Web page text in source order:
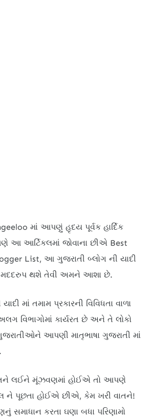
માં આપણું હૃદય પૂર્વક હાર્દિક
આર્ટિકલમાં જોવાના છીએ Best
List, આ ગુજરાતી બ્લોગ ની યાદી
મદદરુપ થશે તેવી અમને આશા છે.
માં તમામ પ્રકારની વિવિધતા વાળા
વિભાગોમાં કાર્યરત છે અને તે લોકો
આપણી માતૃભાષા ગુજરાતી માં
લઈને મૂંઝવણમાં હોઈએ તો આપણે
ને પૂછતા હોઈએ છીએ, કેમ ખરી વાતને!
સમાધાન કરતા ઘણા બધા પરિણામો